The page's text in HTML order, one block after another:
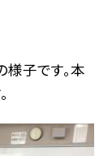
子です。本